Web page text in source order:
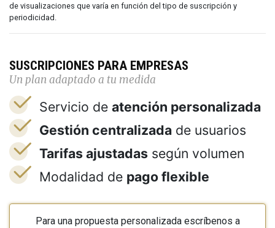
de visualizaciones que varía en función del tipo de suscripción y
periodicidad.
SUSCRIPCIONES PARA EMPRESAS
Un plan adaptado a tu medida
Servicio de atención personalizada
Gestión centralizada de usuarios
Tarifas ajustadas según volumen
Modalidad de pago flexible
Para una propuesta personalizada escríbenos a